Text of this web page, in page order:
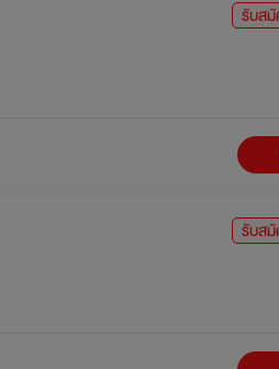
รับส
รับส